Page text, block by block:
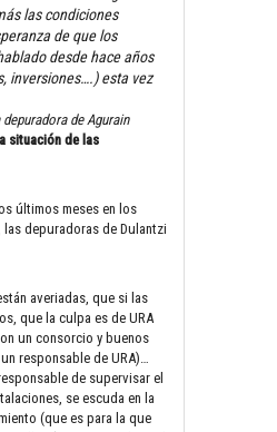
las condiciones
de que los
desde hace años
inversiones….) esta vez
de Agurain
situación de las
últimos meses en los
depuradoras de Dulantzi
averiadas, que si las
que la culpa es de URA
un consorcio y buenos
responsable de URA)…
de supervisar el
se escuda en la
(que es para la que